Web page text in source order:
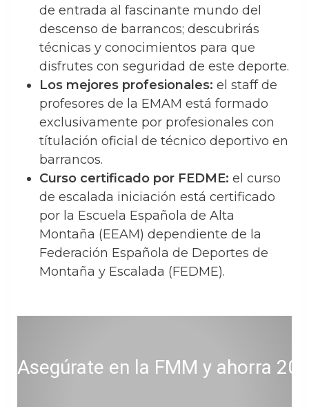
de entrada al fascinante mundo del
descenso de barrancos; descubrirás
técnicas y conocimientos para que
disfrutes con seguridad de este deporte.
Los mejores profesionales: el staff de
profesores de la EMAM está formado
exclusivamente por profesionales con
títulación oficial de técnico deportivo en
barrancos.
Curso certificado por FEDME: el curso
de escalada iniciación está certificado
por la Escuela Española de Alta
Montaña (EEAM) dependiente de la
Federación Española de Deportes de
Montaña y Escalada (FEDME).
Asegúrate en la FMM y ahorra